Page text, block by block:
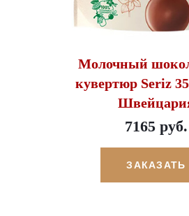
Молочный
кувертюр Seriz
7165 руб.
ЗАКАЗАТЬ